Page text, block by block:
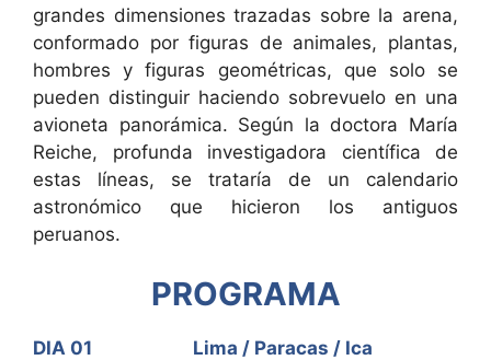
grandes dimensiones trazadas sobre la arena,
conformado por figuras de animales, plantas,
hombres y figuras geométricas, que solo se
pueden distinguir haciendo sobrevuelo en una
avioneta panorámica. Según la doctora María
Reiche, profunda investigadora científica de
estas líneas, se trataría de un calendario
astronómico que hicieron los antiguos
peruanos.
PROGRAMA
DIA 01 Lima / Paracas / Ica